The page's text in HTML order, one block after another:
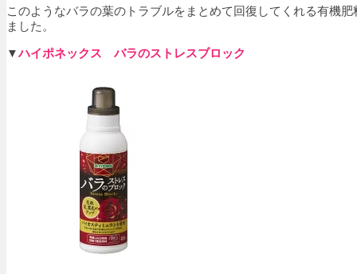
このようなバラの葉のトラブルをまとめて回復してくれる有機
ました。
▼ハイポネックス バラのストレスブロック